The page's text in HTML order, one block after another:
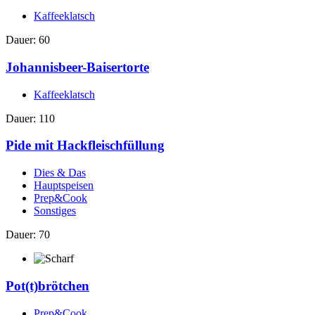
Kaffeeklatsch
Dauer: 60
Johannisbeer-Baisertorte
Kaffeeklatsch
Dauer: 110
Pide mit Hackfleischfüllung
Dies & Das
Hauptspeisen
Prep&Cook
Sonstiges
Dauer: 70
Pot(t)brötchen